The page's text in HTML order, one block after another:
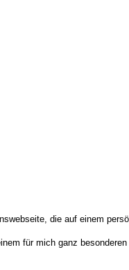
die auf einem
für mich ganz